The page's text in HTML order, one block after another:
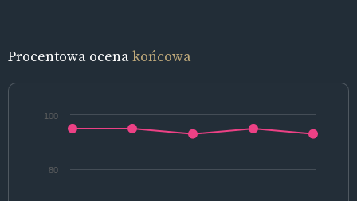
Procentowa ocenakońcowa
80
100